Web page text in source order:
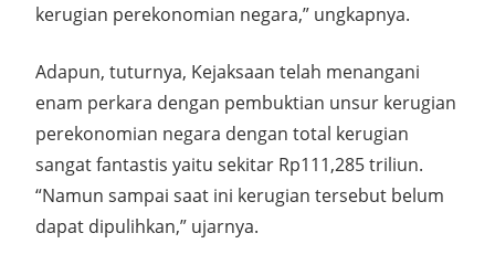
kerugian perekonomian negara,” ungkapnya.
Adapun, tuturnya, Kejaksaan telah menangani
enam perkara dengan pembuktian unsur kerugian
perekonomian negara dengan total kerugian
sangat fantastis yaitu sekitar Rp111,285 triliun.
“Namun sampai saat ini kerugian tersebut belum
dapat dipulihkan,” ujarnya.